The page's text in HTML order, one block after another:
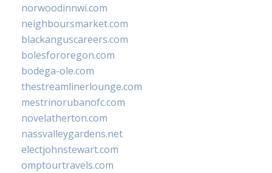
norwoodinnwi.com
neighboursmarket.com
blackanguscareers.com
bolesfororegon.com
bodega-ole.com
thestreamlinerlounge.com
mestrinorubanofc.com
novelatherton.com
nassvalleygardens.net
electjohnstewart.com
omptourtravels.com